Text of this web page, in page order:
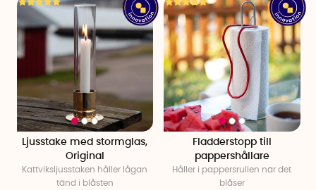
Ljusstake med stormglas,
Original
Kattviksljusstaken håller lågan
tänd i blåsten
Fladderstopp till
pappershållare
Håller i pappersrullen när det
blåser